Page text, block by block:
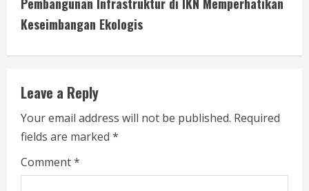
i
n
u
e
R
e
Pembangunan Infrastruktur di IKN Memperhatikan
Keseimbangan Ekologis
Leave a Reply
Your email address will not be published. Required
fields are marked *
Comment*